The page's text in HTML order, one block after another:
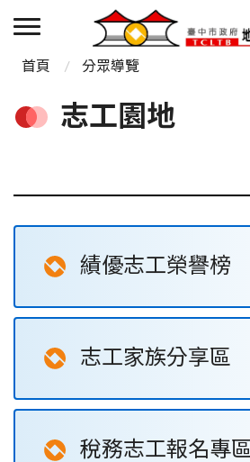
首頁 分眾導覽
志工園地
績優志工榮譽榜
志工家族分享區
稅務志工報名專區